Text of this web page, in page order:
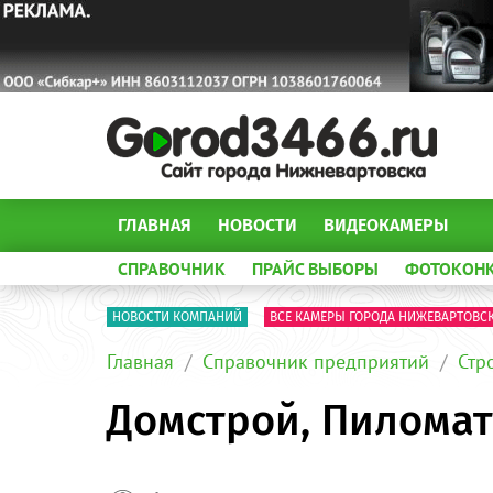
ГЛАВНАЯ НОВОСТИ ВИДЕОКАМЕРЫ
СПРАВОЧНИК ПРАЙС ВЫБОРЫ
НОВОСТИ КОМПАНИЙ ВСЕ КАМЕРЫ ГОРОДА
Главная Справочник предприятий
Домстрой,